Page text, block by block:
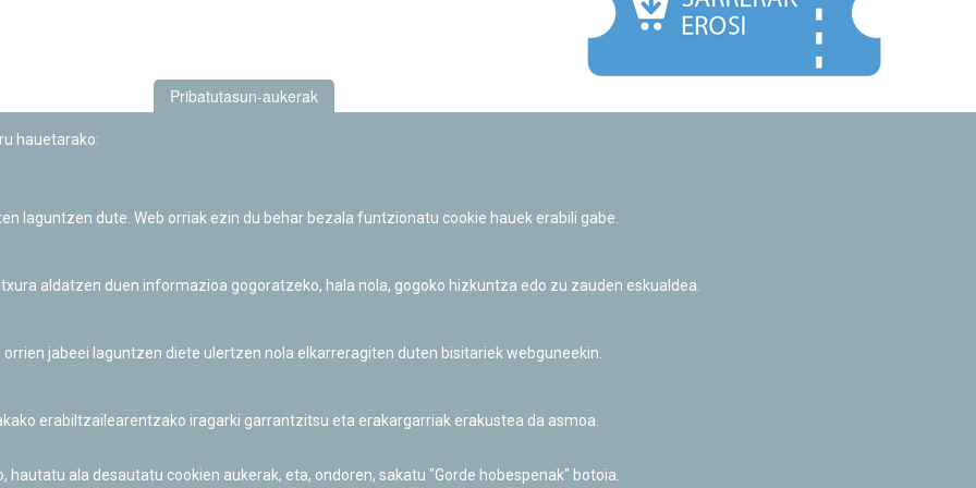
Informazio publikoa eskatzeko baimena
Pribatutasun-aukerak
hauetarako:
laguntzen dute. Web orriak ezin du behar bezala funtzionatu cookie hauek erabili gabe.
aldatzen duen informazioa gogoratzeko, hala nola, gogoko hizkuntza edo zu zauden eskualdea.
jabeei laguntzen diete ulertzen nola elkarreragiten duten bisitariek webguneekin.
erabiltzailearentzako iragarki garrantzitsu eta erakargarriak erakustea da asmoa.
ala desautatu cookien aukerak, eta, ondoren, sakatu "Gorde hobespenak" botoia.